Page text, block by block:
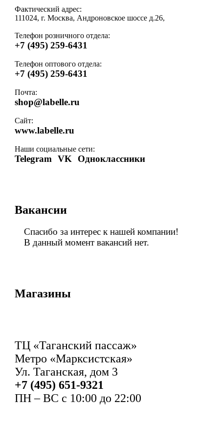
Фактический адрес:
111024, г. Москва, Андроновское шоссе д.26,
Телефон розничного отдела:
+7 (495) 259-6431
Телефон оптового отдела:
+7 (495) 259-6431
Почта:
shop@labelle.ru
Сайт:
www.labelle.ru
Наши социальные сети:
Telegram VK Одноклассники
Вакансии
Спасибо за интерес к нашей компании!
В данный момент вакансий нет.
Магазины
ТЦ «Таганский пассаж»
Метро «Марксистская»
Ул. Таганская, дом 3
+7 (495) 651-9321
ПН – ВС с 10:00 до 22:00